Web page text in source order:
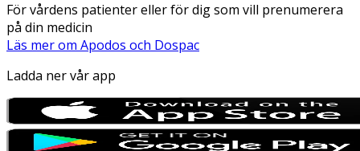
För vårdens patienter eller för dig som vill prenumerera
på din medicin
Läs mer om Apodos och Dospac
Ladda ner vår app